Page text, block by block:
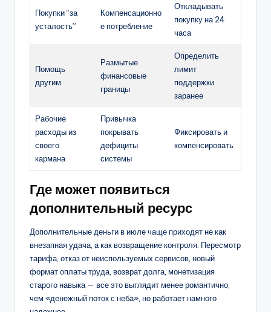
Покупки “за
усталость”
Компенсационно
е потребление
Откладывать
покупку на 24
часа
Помощь
другим
Размытые
финансовые
границы
Определить
лимит
поддержки
заранее
Рабочие
расходы из
своего
кармана
Привычка
покрывать
дефициты
системы
Фиксировать и
компенсировать
Где может появиться
дополнительный ресурс
Дополнительные деньги в июле чаще приходят не как
внезапная удача, а как возвращение контроля. Пересмотр
тарифа, отказ от неиспользуемых сервисов, новый
формат оплаты труда, возврат долга, монетизация
старого навыка — все это выглядит менее романтично,
чем «денежный поток с неба», но работает намного